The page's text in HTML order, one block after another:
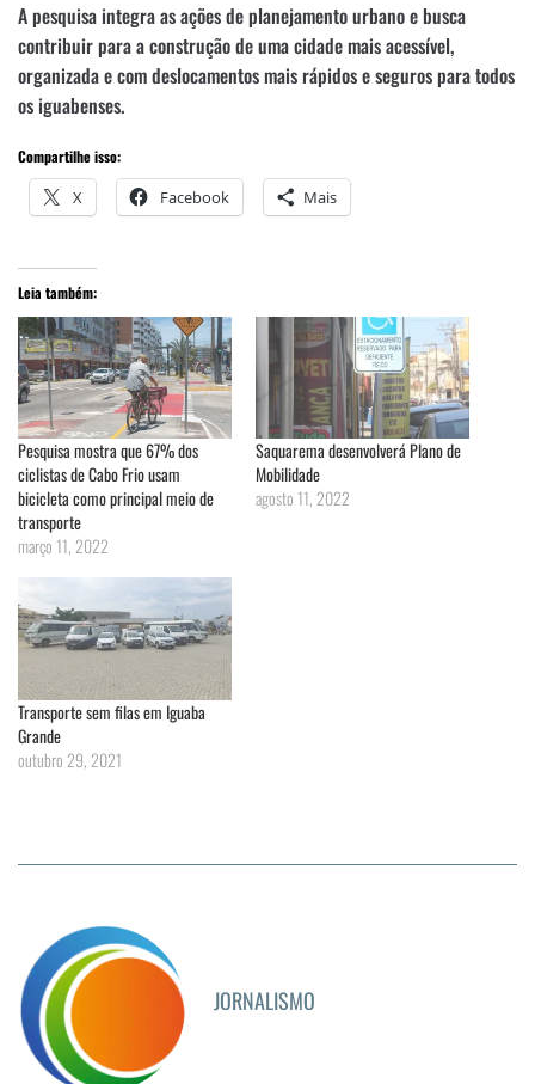
A pesquisa integra as ações de planejamento urbano e busca
contribuir para a construção de uma cidade mais acessível,
organizada e com deslocamentos mais rápidos e seguros para todos
os iguabenses.
Compartilhe isso:
X Facebook Mais
Leia também:
Pesquisa mostra que 67% dos
ciclistas de Cabo Frio usam
bicicleta como principal meio de
transporte
março 11, 2022
Saquarema desenvolverá Plano de
Mobilidade
agosto 11, 2022
Transporte sem filas em Iguaba
Grande
outubro 29, 2021
JORNALISMO